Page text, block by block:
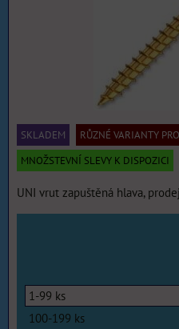
SKLADEM
RŮZNÉ VARIANTY
MNOŽSTEVNÍ SLEVY K DISPOZICI
UNI vrut zapuštěná hlava,
1-99 ks
100-199 ks